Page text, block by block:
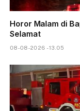
Horor Malam di
Selamat
08-08-2026 - 13.05